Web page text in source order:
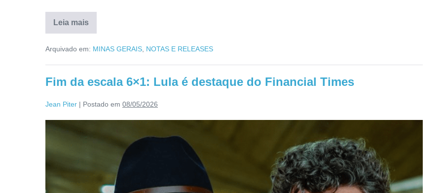
Leia mais
Arquivado em: MINAS GERAIS NOTAS E RELEASES
Fim da escala 6×1: Lula é destaque do Financial Times
Jean Piter | Postado em 08/05/2026